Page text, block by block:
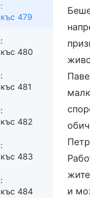
479
480
481
482
483
484
и